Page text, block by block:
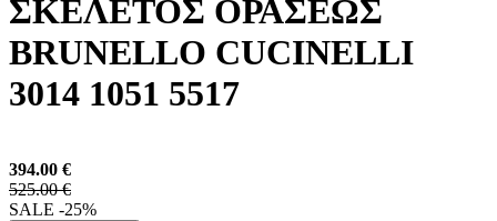
ΣΚΕΛΕΤΟΣ ΟΡΑΣΕΩΣ
BRUNELLO CUCINELLI
3014 1051 5517
394.00 €
525.00 €
SALE -25%